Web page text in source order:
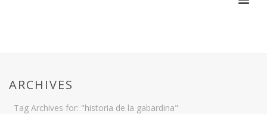
ARCHIVES
Tag Archives for: "historia de la gabardina"